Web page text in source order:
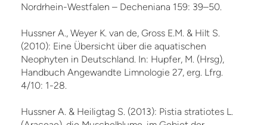
Nordrhein-Westfalen – Decheniana 159: 39–50.
Hussner A., Weyer K. van de, Gross E.M. & Hilt S.
(2010): Eine Übersicht über die aquatischen
Neophyten in Deutschland. In: Hupfer, M. (Hrsg),
Handbuch Angewandte Limnologie 27, erg. Lfrg.
4/10: 1-28.
Hussner A. & Heiligtag S. (2013): Pistia stratiotes L.